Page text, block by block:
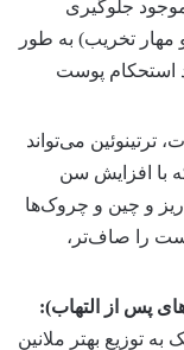
جلوگیری
مهار تخریب) به طور
استحکام پوست
ترتینوئین می‌تواند
با افزایش سن
و چین و چروک‌ها
را صاف‌تر،
پس از التهاب):
توزیع بهتر ملانین